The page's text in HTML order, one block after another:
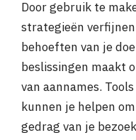
Door gebruik te
strategieën
behoeften van je
beslissingen maakt
van aannames.
kunnen je helpen
gedrag van je